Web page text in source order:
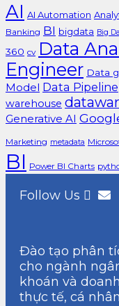
AI AI Automation
Banking BI bigdata Big
360 cv Data
Engineer Data
Model Data Pipeline
warehouse
Generative AI
Marketing metadata
BI Power BI Charts
Follow Us
Đào tạo phân
cho ngành
khoán và
thực tế, cá